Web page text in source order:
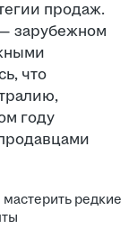
продаж.
зарубежном
что
году